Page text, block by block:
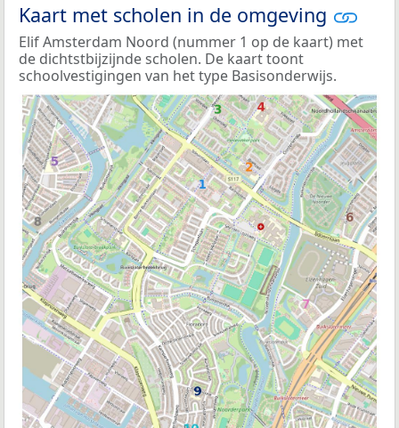
Kaart met scholen in de omgeving
Elif Amsterdam Noord (nummer 1 op de kaart) met
de dichtstbijzijnde scholen. De kaart toont
schoolvestigingen van het type Basisonderwijs.